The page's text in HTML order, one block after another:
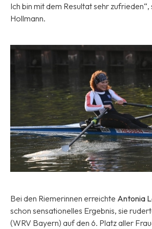
Ich bin mit dem Resultat sehr
Hollmann.
Bei den Riemerinnen erreichte Antonia
schon sensationelles Ergebnis, sie
(WRV Bayern) auf den 6. Platz aller